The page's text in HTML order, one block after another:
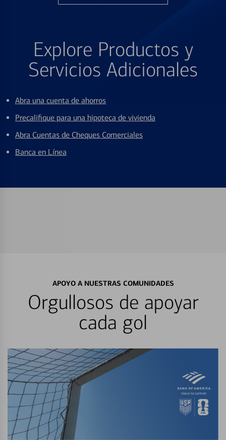
Explore Productos y
Servicios Adicionales
Abra una cuenta de ahorros
Precalifique para una hipoteca de vivienda
Abra Cuentas de Cheques Comerciales
Banca en Línea
APOYO A NUESTRAS COMUNIDADES
Orgullosos de apoyar
cada gol